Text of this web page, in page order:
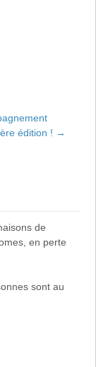
édition ! →
de
en perte
sont au